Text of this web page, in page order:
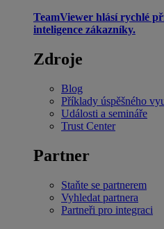
TeamViewer hlásí rychlé
inteligence zákazníky.
Zdroje
Blog
Příklady úspěšného
Události a semináře
Trust Center
Partner
Staňte se partnerem
Vyhledat partnera
Partneři pro integraci